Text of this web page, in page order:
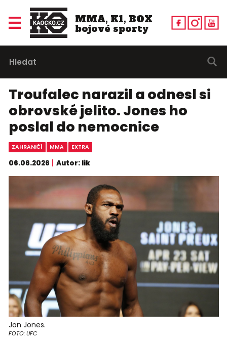
MMA, K1, BOX
bojové sporty
Troufalec narazil a odnesl si
obrovské jelito. Jones ho
poslal do nemocnice
ZAHRANIČÍ MMA EXTRA
06.06.2026 Autor: lik
Jon Jones.
FOTO: UFC